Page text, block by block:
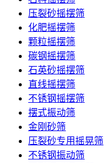
压裂砂摇摆筛
化肥摇摆筛
颗粒摇摆筛
碳钢摇摆筛
石英砂摇摆筛
直线摇摆筛
不锈钢摇摆筛
摆式振动筛
金刚砂筛
压裂砂专用摇晃筛
不锈钢振动筛